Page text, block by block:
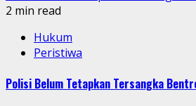
2 min read
Hukum
Peristiwa
Polisi Belum Tetapkan Tersangka